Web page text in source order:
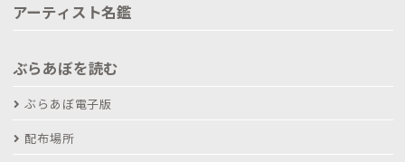
アーティスト名鑑
ぶらあぼを読む
ぶらあぼ電子版
配布場所